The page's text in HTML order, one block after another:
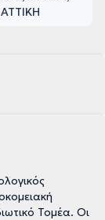
Τομέα. Οι